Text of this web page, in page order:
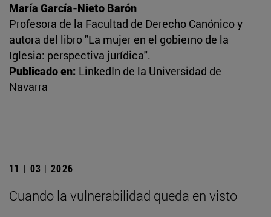
María García-Nieto Barón
Profesora de la Facultad de Derecho Canónico y
autora del libro "La mujer en el gobierno de la
Iglesia: perspectiva jurídica".
Publicado en: LinkedIn de la Universidad de
Navarra
11 | 03 | 2026
Cuando la vulnerabilidad queda en visto